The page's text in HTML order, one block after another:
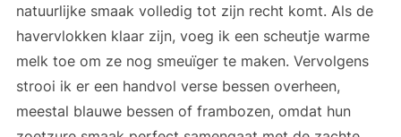
natuurlijke smaak volledig tot zijn recht komt. Als de
havervlokken klaar zijn, voeg ik een scheutje warme
melk toe om ze nog smeuïger te maken. Vervolgens
strooi ik er een handvol verse bessen overheen,
meestal blauwe bessen of frambozen, omdat hun